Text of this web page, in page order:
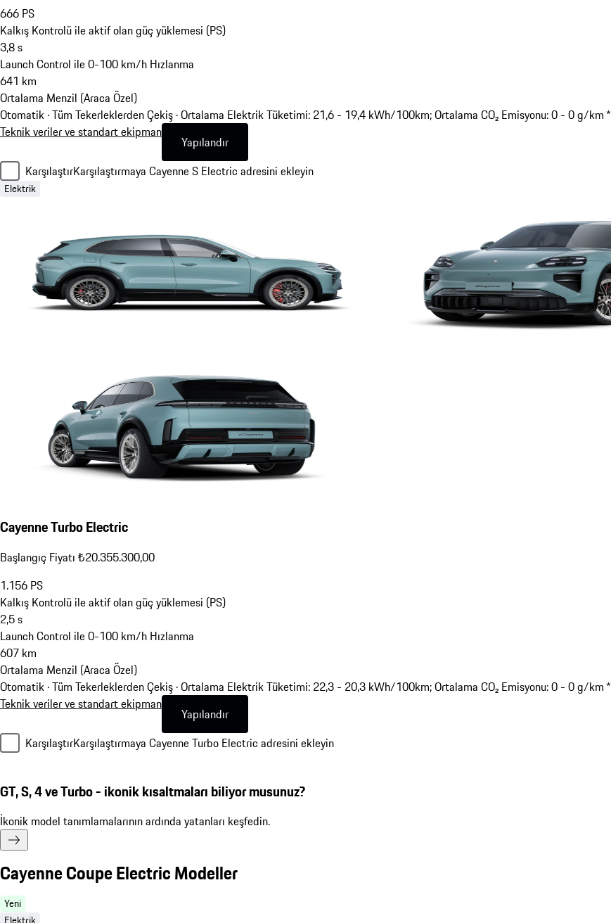
666 PS
Kalkış Kontrolü ile aktif olan güç yüklemesi (PS)
3,8s
Launch Control ile 0-100 km/h Hızlanma
641 km
Ortalama Menzil (Araca Özel)
Otomatik · Tüm Tekerleklerden Çekiş ·Ortalama Elektrik Tüketimi: 21,6 - 19,4 kWh/100km; Ortalama CO₂ Emisyonu: 0 - 0 g/km *
Teknik veriler ve standart ekipman
Yapılandır
KarşılaştırKarşılaştırmaya Cayenne S Electric adresini ekleyin
Elektrik
Cayenne Turbo Electric
Başlangıç Fiyatı ₺20.355.300,00
1.156 PS
Kalkış Kontrolü ile aktif olan güç yüklemesi (PS)
2,5s
Launch Control ile 0-100 km/h Hızlanma
607 km
Ortalama Menzil (Araca Özel)
Otomatik · Tüm Tekerleklerden Çekiş ·Ortalama Elektrik Tüketimi: 22,3 - 20,3 kWh/100km; Ortalama CO₂ Emisyonu: 0 - 0 g/km *
Teknik veriler ve standart ekipman
Yapılandır
KarşılaştırKarşılaştırmaya Cayenne Turbo Electric adresini ekleyin
GT, S, 4 ve Turbo - ikonik kısaltmaları biliyor musunuz?
İkonik model tanımlamalarının ardında yatanları keşfedin.
Cayenne Coupe Electric Modeller
Yeni